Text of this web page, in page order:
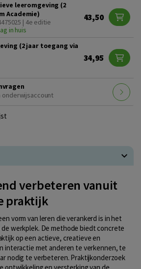
leeromgeving (2
Academie)
| 4e editie
in huis
43,50
(2 jaar toegang via
34,95
onderwijsaccount
verbeteren vanuit
praktijk
vorm van leren die verankerd is in het
werkplek. De methode biedt concrete
op een actieve, creatieve en
interactie met anderen te verkennen, te
nodig te verbeteren. Praktijkonderzoek
ontwikkeling en versterking van de